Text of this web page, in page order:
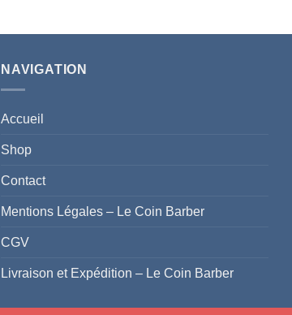
NAVIGATION
Accueil
Shop
Contact
Mentions Légales – Le Coin Barber
CGV
Livraison et Expédition – Le Coin Barber